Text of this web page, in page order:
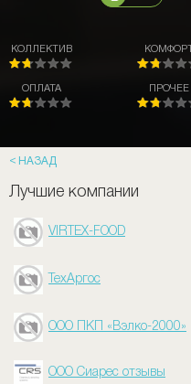
КОЛЛЕКТИВ
ОПЛАТА
КОМФОРТ
ПРОЧЕЕ
НАЗАД
Лучшие компании
VIRTEX-FOOD
ТехАргос
ООО ПКП «Вэлко-2000»
ООО Сиарес отзывы